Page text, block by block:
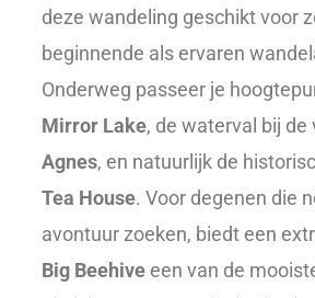
deze wandeling geschikt voor
beginnende als ervaren
Onderweg passeer je
Mirror Lake, de waterval bij de
Agnes, en natuurlijk de
Tea House. Voor degenen die
avontuur zoeken, biedt een
Big Beehive een van de